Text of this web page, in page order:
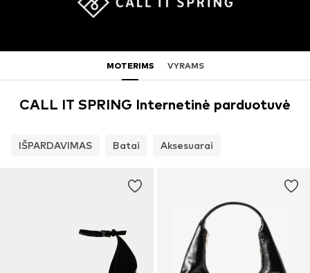
MOTERIMS VYRAMS
CALL IT SPRING Internetinė parduotuvė
IŠPARDAVIMAS Batai Aksesuarai